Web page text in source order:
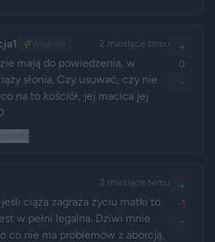
🌾 2 miesiące temu
mają do powiedzenia, w
słonia. Czy usuwać, czy nie
na to kościół, jej macica jej
+
0
-
2 miesiące temu
ciąża zagraża życiu matki to
w pełni legalna. Dziwi mnie
co nie ma problemów z aborcją,
+
-1
-